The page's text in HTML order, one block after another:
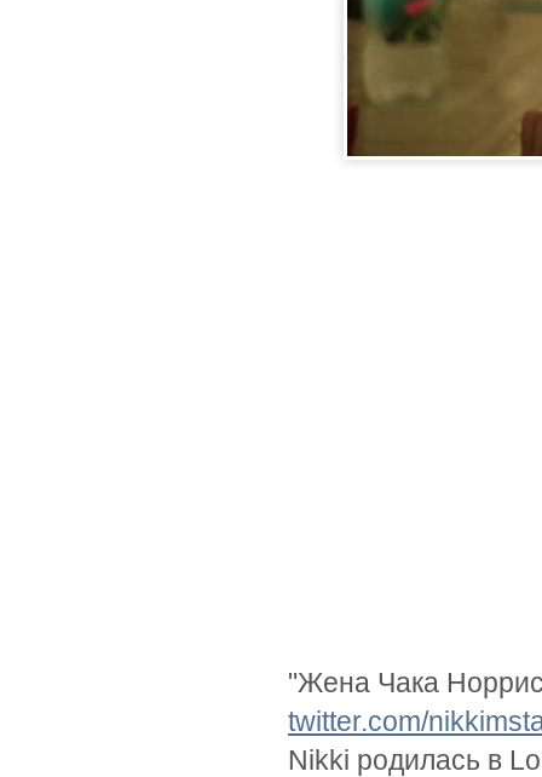
"Жена Чака
twitter.com/
Nikki родилась в